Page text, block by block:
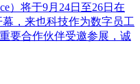
）将于9月24日至26日在
，来也科技作为数字员工
要合作伙伴受邀参展，诚